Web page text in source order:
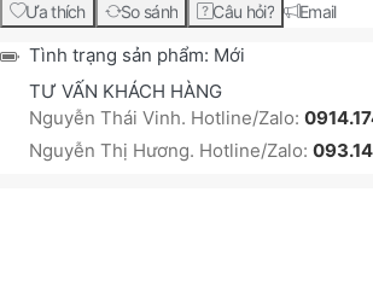
Ưa thích So sánh Câu hỏi? Email
Tình trạng sản phẩm: Mới
TƯ VẤN KHÁCH HÀNG
Nguyễn Thái Vinh. Hotline/Zalo:
Nguyễn Thị Hương. Hotline/Zalo: